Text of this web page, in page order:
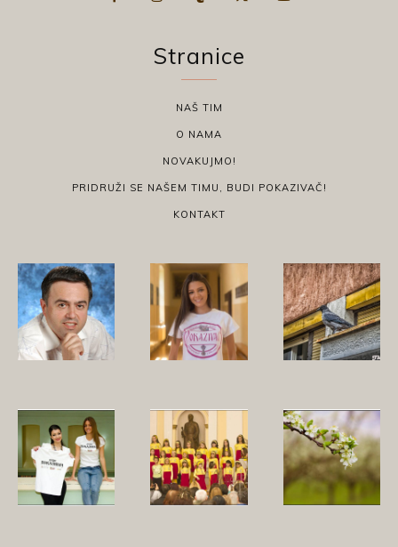
Stranice
NAŠ TIM
O NAMA
NOVAKUJMO!
PRIDRUŽI SE NAŠEM TIMU, BUDI POKAZIVAČ!
KONTAKT